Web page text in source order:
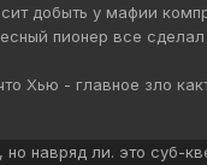
добыть у мафии
пионер все
Хью - главное зло
навряд ли. это суб-